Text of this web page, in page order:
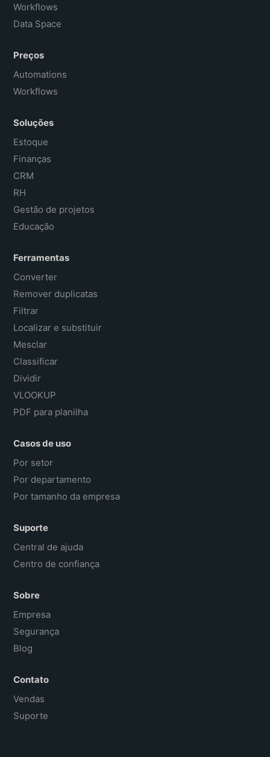
Workflows
Data Space
Preços
Automations
Workflows
Soluções
Estoque
Finanças
CRM
RH
Gestão de projetos
Educação
Ferramentas
Converter
Remover duplicatas
Filtrar
Localizar e substituir
Mesclar
Classificar
Dividir
VLOOKUP
PDF para planilha
Casos de uso
Por setor
Por departamento
Por tamanho da empresa
Suporte
Central de ajuda
Centro de confiança
Sobre
Empresa
Segurança
Blog
Contato
Vendas
Suporte